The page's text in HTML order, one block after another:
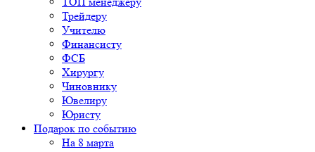
Трейдеру
Учителю
Финансисту
ФСБ
Хирургу
Чиновнику
Ювелиру
Юристу
Подарок по событию
На 8 марта